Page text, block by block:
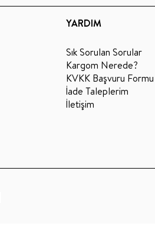
YARDIM
Sık Sorulan Sorular
Kargom Nerede?
KVKK Başvuru Formu
İade Taleplerim
İletişim